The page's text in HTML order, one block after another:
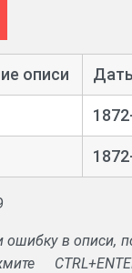
о
описи
в описи,